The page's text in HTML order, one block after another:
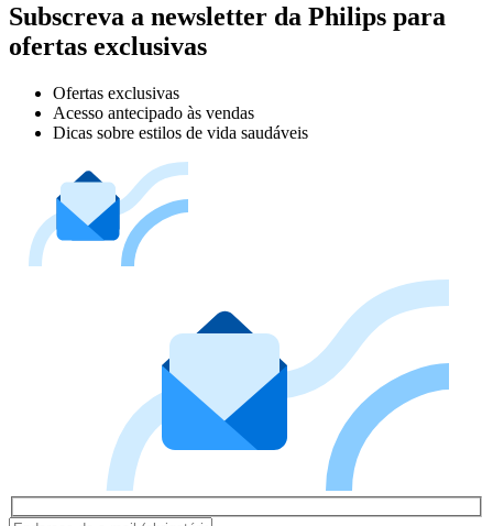
Subscreva a newsletter da Philips para
ofertas exclusivas
Ofertas exclusivas
Acesso antecipado às vendas
Dicas sobre estilos de vida saudáveis